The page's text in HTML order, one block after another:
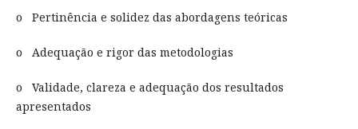
o Pertinência e solidez das abordagens teóricas
o Adequação e rigor das metodologias
o Validade, clareza e adequação dos resultados
apresentados